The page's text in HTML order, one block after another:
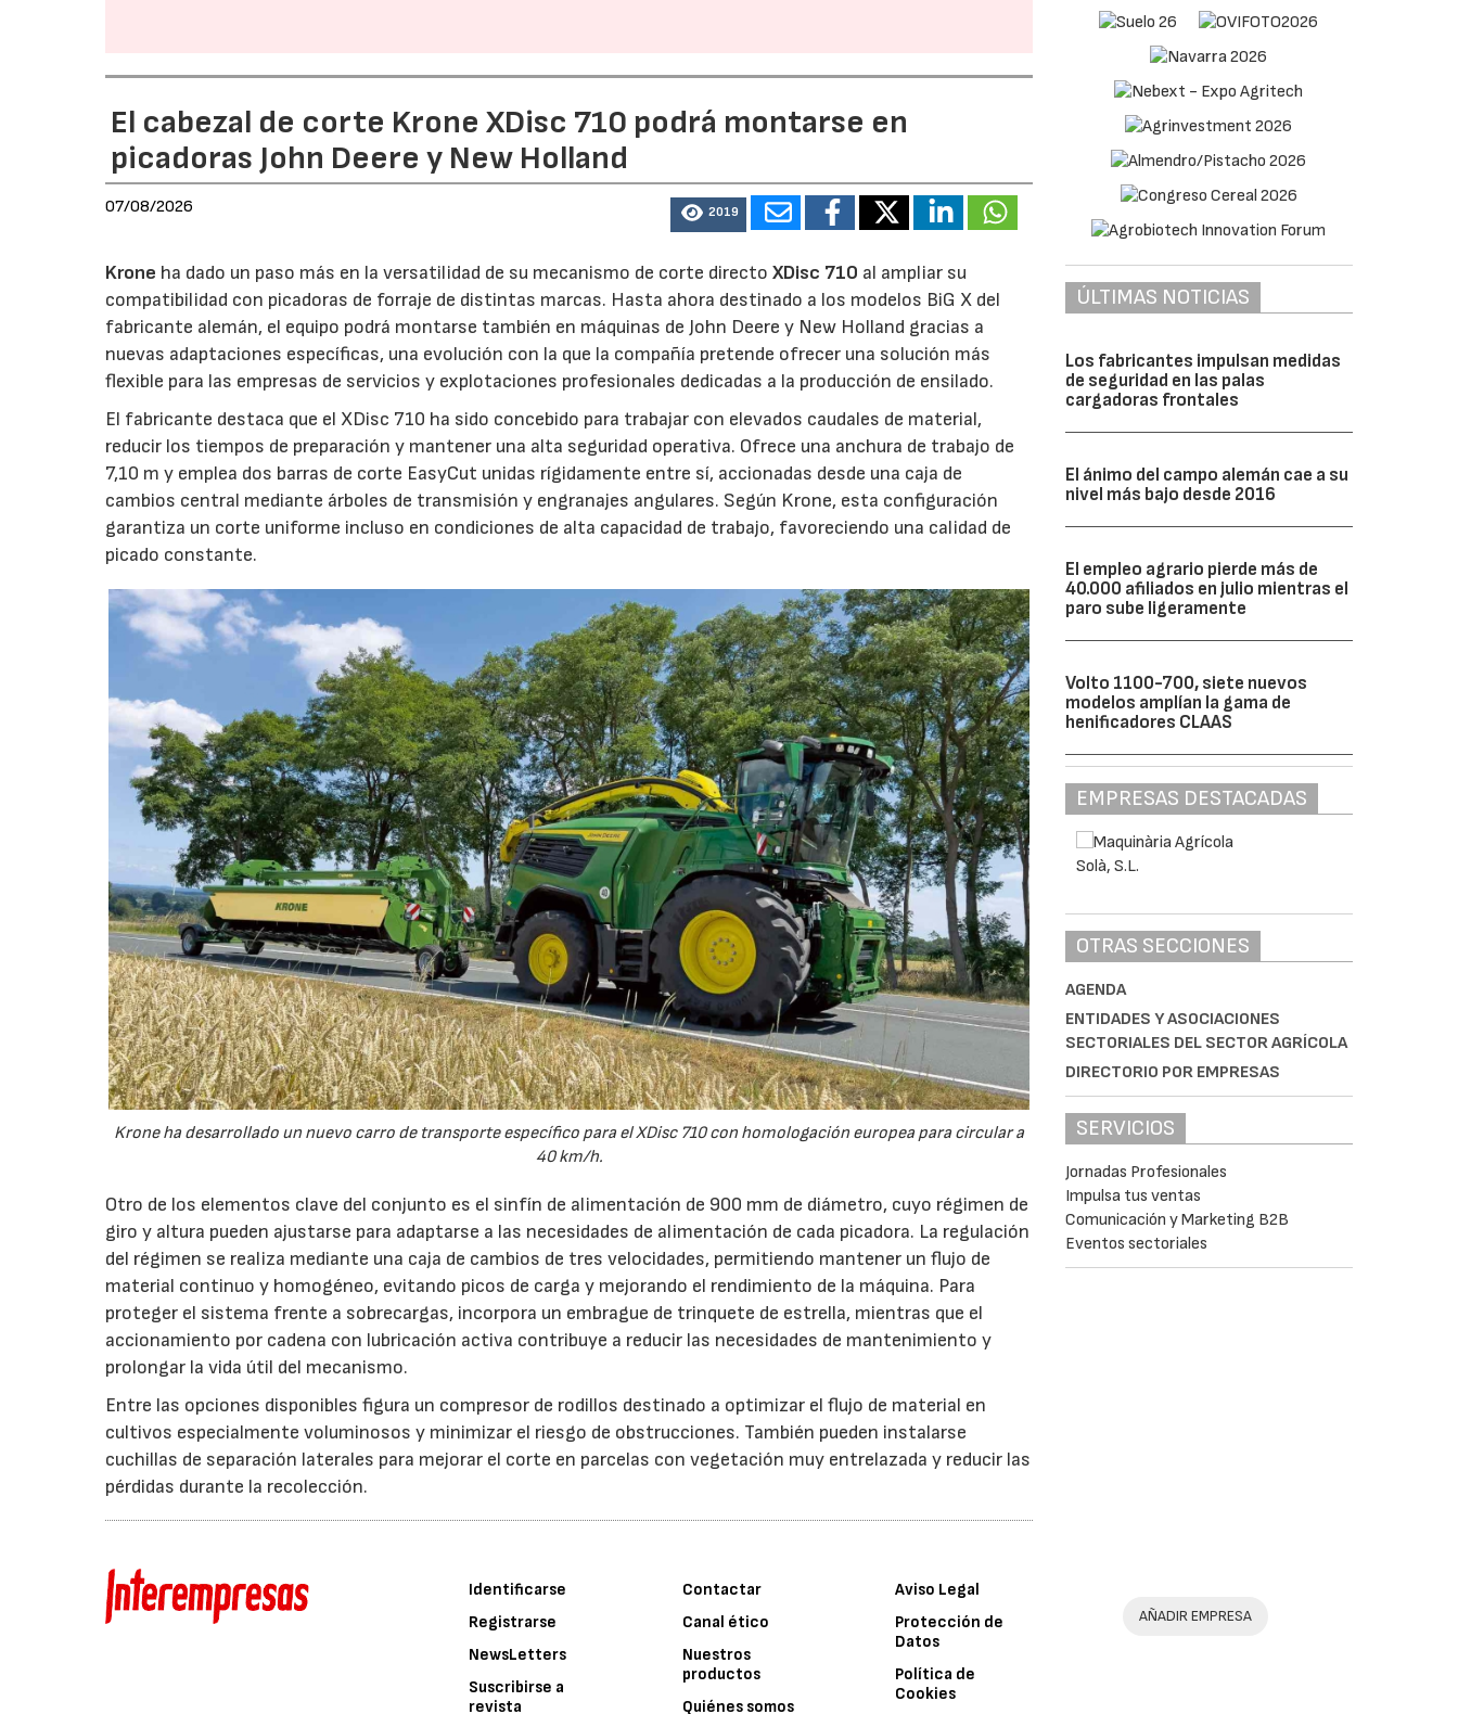
El cabezal de corte Krone XDisc 710 podrá montarse en
picadoras John Deere y New Holland
07/08/2026 2019
Krone ha dado un paso más en la versatilidad de su mecanismo de corte directoXDisc 710 al ampliar su
compatibilidad con picadoras de forraje de distintas marcas. Hasta ahora destinado a los modelos BiG X del
fabricante alemán, el equipo podrá montarse también en máquinas de John Deere y New Holland gracias a
nuevas adaptaciones específicas, una evolución con la que la compañía pretende ofrecer una solución más
flexible para las empresas de servicios y explotaciones profesionales dedicadas a la producción de ensilado.
El fabricante destaca que el XDisc 710 ha sido concebido para trabajar con elevados caudales de material,
reducir los tiempos de preparación y mantener una alta seguridad operativa. Ofrece una anchura de trabajo de
7,10 m y emplea dos barras de corte EasyCut unidas rígidamente entre sí, accionadas desde una caja de
cambios central mediante árboles de transmisión y engranajes angulares. Según Krone, esta configuración
garantiza un corte uniforme incluso en condiciones de alta capacidad de trabajo, favoreciendo una calidad de
picado constante.
Krone ha desarrollado un nuevo carro de transporte específico para el XDisc 710 con homologación europea para circular a
40 km/h.
Otro de los elementos clave del conjunto es el sinfín de alimentación de 900 mm de diámetro, cuyo régimen de
giro y altura pueden ajustarse para adaptarse a las necesidades de alimentación de cada picadora. La regulación
del régimen se realiza mediante una caja de cambios de tres velocidades, permitiendo mantener un flujo de
material continuo y homogéneo, evitando picos de carga y mejorando el rendimiento de la máquina. Para
proteger el sistema frente a sobrecargas, incorpora un embrague de trinquete de estrella, mientras que el
accionamiento por cadena con lubricación activa contribuye a reducir las necesidades de mantenimiento y
prolongar la vida útil del mecanismo.
Entre las opciones disponibles figura un compresor de rodillos destinado a optimizar el flujo de material en
cultivos especialmente voluminosos y minimizar el riesgo de obstrucciones. También pueden instalarse
cuchillas de separación laterales para mejorar el corte en parcelas con vegetación muy entrelazada y reducir las
pérdidas durante la recolección.
ÚLTIMAS NOTICIAS
Los fabricantes impulsan medidas
de seguridad en las palas
cargadoras frontales
El ánimo del campo alemán cae a su
nivel más bajo desde 2016
El empleo agrario pierde más de
40.000 afiliados en julio mientras el
paro sube ligeramente
Volto 1100-700, siete nuevos
modelos amplían la gama de
henificadores CLAAS
EMPRESAS DESTACADAS
OTRAS SECCIONES
AGENDA
ENTIDADES Y ASOCIACIONES
SECTORIALES DEL SECTOR AGRÍCOLA
DIRECTORIO POR EMPRESAS
SERVICIOS
Jornadas Profesionales
Impulsa tus ventas
Comunicación y Marketing B2B
Eventos sectoriales
Identificarse
Registrarse
NewsLetters
Suscribirse a
revista
Contactar
Canal ético
Nuestros
productos
Quiénes somos
Aviso Legal
Protección de
Datos
Política de
Cookies
AÑADIR EMPRESA